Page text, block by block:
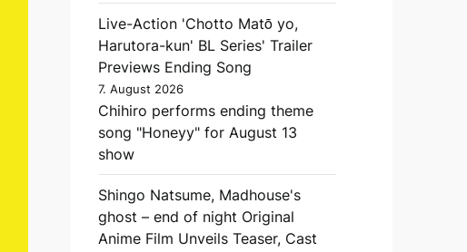
Live-Action 'Chotto Matō yo,
Harutora-kun' BL Series' Trailer
Previews Ending Song
7. August 2026
Chihiro performs ending theme
song "Honeyy" for August 13
show
Shingo Natsume, Madhouse's
ghost – end of night Original
Anime Film Unveils Teaser, Cast